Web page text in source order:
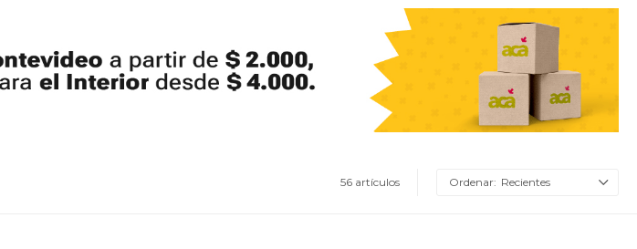
56 artículos Recientes